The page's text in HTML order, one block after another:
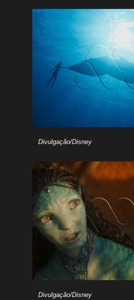
Divulgação/Disney
Divulgação/Disney